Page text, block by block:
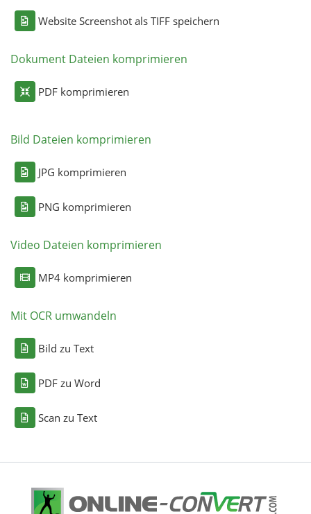
Website Screenshot als TIFF speichern
Dokument Dateien komprimieren
PDF komprimieren
Bild Dateien komprimieren
JPG komprimieren
PNG komprimieren
Video Dateien komprimieren
MP4 komprimieren
Mit OCR umwandeln
Bild zu Text
PDF zu Word
Scan zu Text